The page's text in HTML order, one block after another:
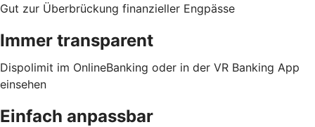
Gut zur Überbrückung finanzieller Engpässe
Immer transparent
Dispolimit im OnlineBanking oder in der VR Banking App
einsehen
Einfach anpassbar